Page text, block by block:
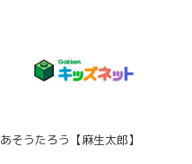
あそうたろう【麻生太郎】